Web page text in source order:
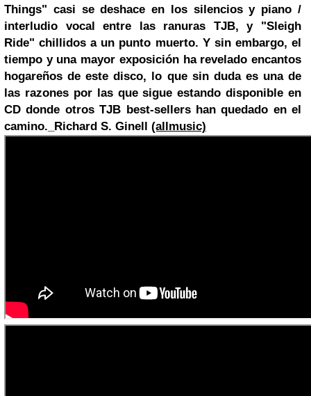
Things" casi se deshace en los silencios y piano /
interludio vocal entre las ranuras TJB, y "Sleigh
Ride" chillidos a un punto muerto. Y sin embargo, el
tiempo y una mayor exposición ha revelado encantos
hogareños de este disco, lo que sin duda es una de
las razones por las que sigue estando disponible en
CD donde otros TJB best-sellers han quedado en el
camino._Richard S. Ginell (allmusic)